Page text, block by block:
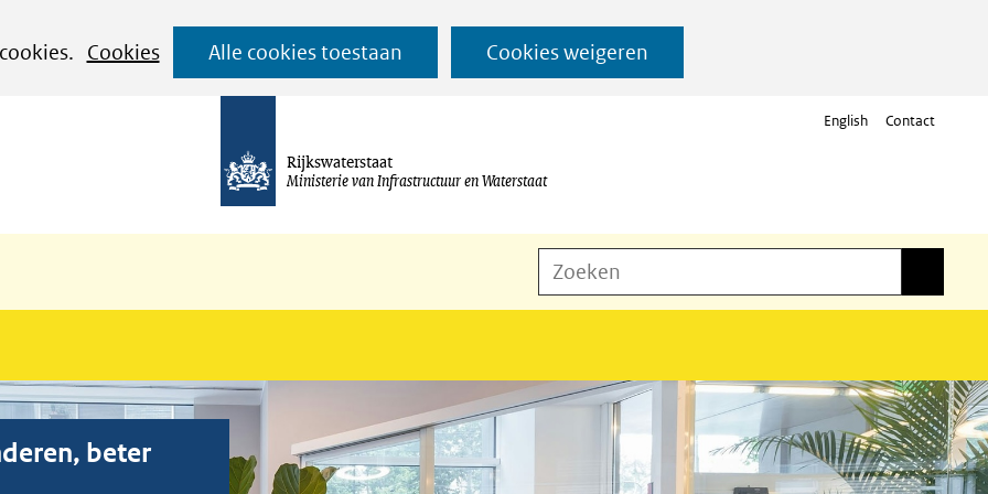
Cookies
Alle cookies toestaan Cookies weigeren
Ga
naar
de
Rijkswaterstaat
Ministerie van Infrastructuur en Waterstaat
English Contact
e
n
Zoeken
beter